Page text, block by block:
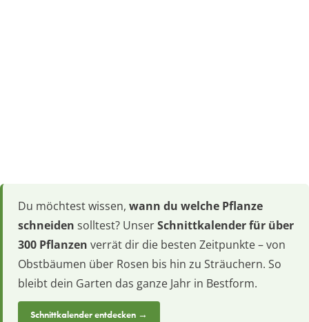
Du möchtest wissen, wann du welche Pflanze
schneiden solltest? UnserSchnittkalender für über
300 Pflanzen verrät dir die besten Zeitpunkte – von
Obstbäumen über Rosen bis hin zu Sträuchern. So
bleibt dein Garten das ganze Jahr in Bestform.
Schnittkalender entdecken →